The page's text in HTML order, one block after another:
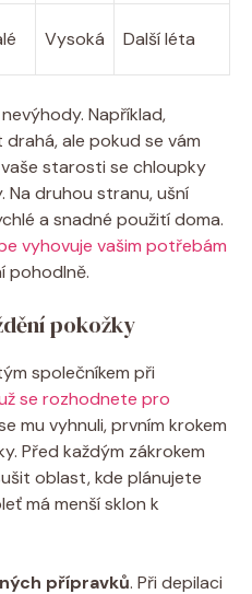
Vysoká Další léta
Například,
drahá, ale pokud se vám
starosti se chloupky
Na druhou stranu, ušní
a snadné použití doma.
vyhovuje vašim potřebám
pohodlně.
pokožky
společníkem při
se rozhodnete pro
mu vyhnuli, prvním krokem
Před každým zákrokem
oblast, kde plánujete
má menší sklon k
přípravků. Při depilaci